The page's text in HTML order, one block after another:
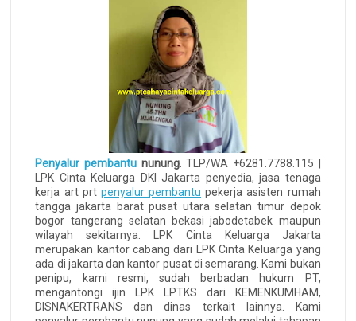
Penyalur pembantu nunung. TLP/WA +6281.7788.115 |
LPK Cinta Keluarga DKI Jakarta penyedia, jasa tenaga
kerja art prt penyalur pembantu pekerja asisten rumah
tangga jakarta barat pusat utara selatan timur depok
bogor tangerang selatan bekasi jabodetabek maupun
wilayah sekitarnya. LPK Cinta Keluarga Jakarta
merupakan kantor cabang dari LPK Cinta Keluarga yang
ada di jakarta dan kantor pusat di semarang. Kami bukan
penipu, kami resmi, sudah berbadan hukum PT,
mengantongi ijin LPK LPTKS dari KEMENKUMHAM,
DISNAKERTRANS dan dinas terkait lainnya. Kami